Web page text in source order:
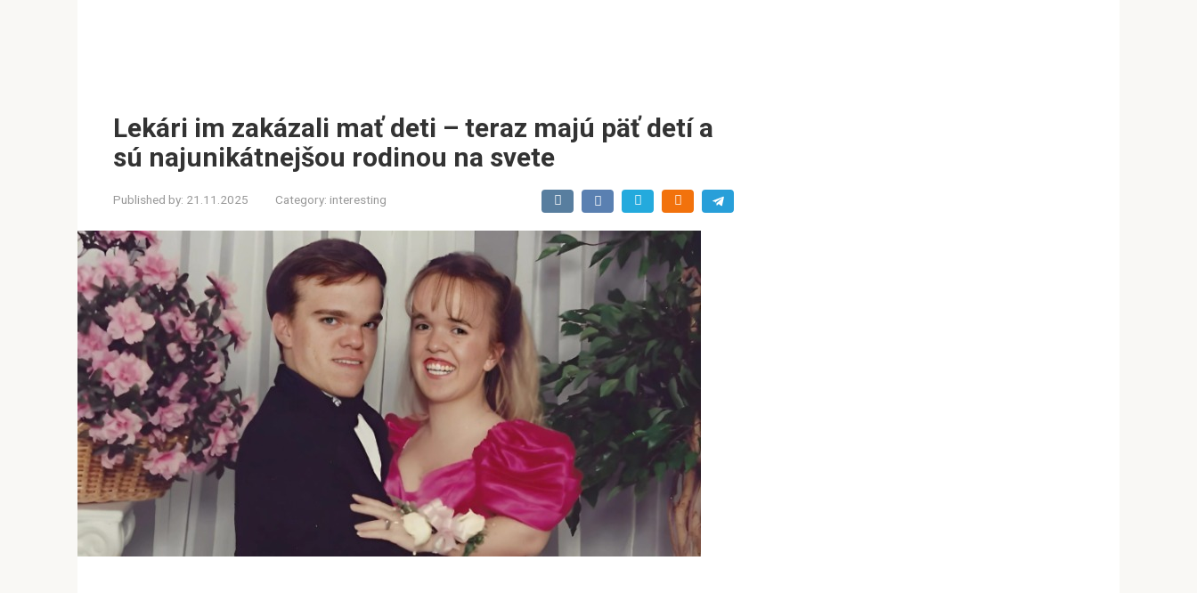
Lekári im zakázali mať deti – teraz majú päť detí a
sú najunikátnejšou rodinou na svete
Published by: 21.11.2025 Category: interesting